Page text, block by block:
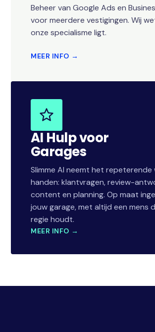
Beheer van Google Ads en
voor meerdere vestigingen. Wij
onze specialisme ligt.
MEER INFO →
AI Hulp voor
Garages
Slimme AI neemt het repeterende
handen: klantvragen, review-
content en planning. Op maat
jouw garage, met altijd een mens
regie houdt.
MEER INFO →